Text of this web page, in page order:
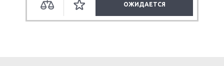
ОЖИДАЕТСЯ